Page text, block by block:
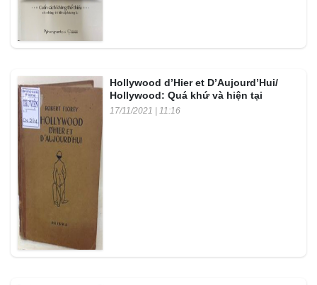
Hollywood d’Hier et D’Aujourd’Hui/
Hollywood: Quá khứ và hiện tại
17/11/2021 | 11:16